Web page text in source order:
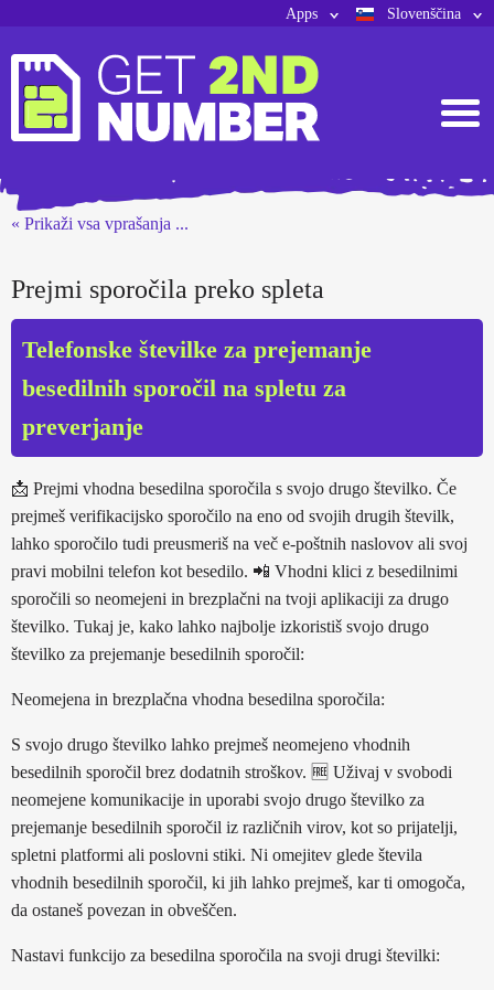
Slovenščina
Apps
« Prikaži vsa vprašanja ...
Prejmi sporočila preko spleta
Telefonske številke za prejemanje
besedilnih sporočil na spletu za
preverjanje
📩 Prejmi vhodna besedilna sporočila s svojo drugo številko. Če
prejmeš verifikacijsko sporočilo na eno od svojih drugih številk,
lahko sporočilo tudi preusmeriš na več e-poštnih naslovov ali svoj
pravi mobilni telefon kot besedilo. 📲 Vhodni klici z besedilnimi
sporočili so neomejeni in brezplačni na tvoji aplikaciji za drugo
številko. Tukaj je, kako lahko najbolje izkoristiš svojo drugo
številko za prejemanje besedilnih sporočil:
Neomejena in brezplačna vhodna besedilna sporočila:
S svojo drugo številko lahko prejmeš neomejeno vhodnih
besedilnih sporočil brez dodatnih stroškov. 🆓 Uživaj v svobodi
neomejene komunikacije in uporabi svojo drugo številko za
prejemanje besedilnih sporočil iz različnih virov, kot so prijatelji,
spletni platformi ali poslovni stiki. Ni omejitev glede števila
vhodnih besedilnih sporočil, ki jih lahko prejmeš, kar ti omogoča,
da ostaneš povezan in obveščen.
Nastavi funkcijo za besedilna sporočila na svoji drugi številki: